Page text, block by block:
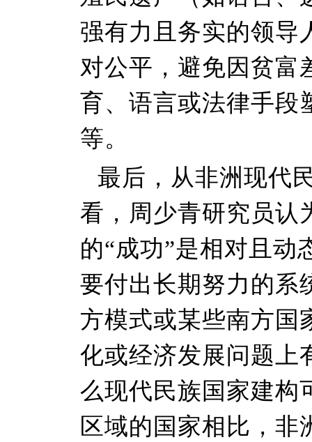
强有力且务实的领导
对公平，避免因贫富
育、语言或法律手段
等。
最后，从非洲现代
看，周少青研究员认
的“成功”是相对且动
要付出长期努力的系
方模式或某些南方国
化或经济发展问题上
么现代民族国家建构
区域的国家相比，非